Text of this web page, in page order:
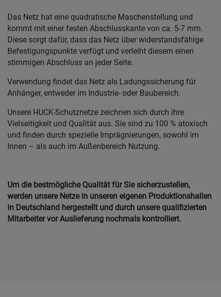
Das Netz hat eine quadratische Maschenstellung und
kommt mit einer festen Abschlusskante von ca. 5-7 mm.
Diese sorgt dafür, dass das Netz über widerstandsfähige
Befestigungspunkte verfügt und verleiht diesem einen
stimmigen Abschluss an jeder Seite.
Verwendung findet das Netz als Ladungssicherung für
Anhänger, entweder im Industrie- oder Baubereich.
Unsere HUCK-Schutznetze zeichnen sich durch ihre
Vielseitigkeit und Qualität aus. Sie sind zu 100 % atoxisch
und finden durch spezielle Imprägnierungen, sowohl im
Innen – als auch im Außenbereich Nutzung.
Um die bestmögliche Qualität für Sie sicherzustellen,
werden unsere Netze in unseren eigenen Produktionshallen
in Deutschland hergestellt und durch unsere qualifizierten
Mitarbeiter vor Auslieferung nochmals kontrolliert.